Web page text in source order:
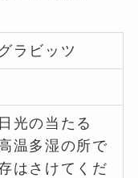
ラビッツ
光の当たる
温多湿の所で
はさけてくだ